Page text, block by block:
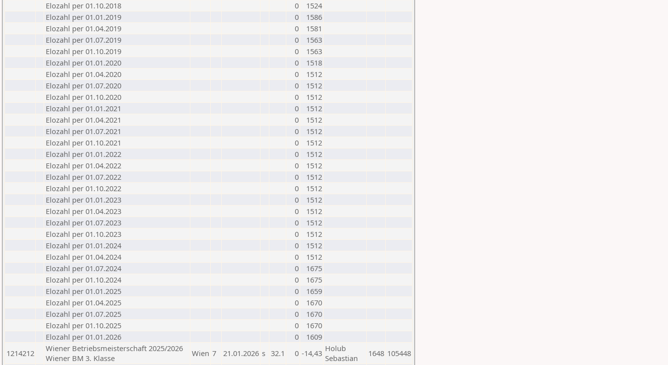
Elozahl per 01.10.2018
0
1524
Elozahl per 01.01.2019
0
1586
Elozahl per 01.04.2019
0
1581
Elozahl per 01.07.2019
0
1563
Elozahl per 01.10.2019
0
1563
Elozahl per 01.01.2020
0
1518
Elozahl per 01.04.2020
0
1512
Elozahl per 01.07.2020
0
1512
Elozahl per 01.10.2020
0
1512
Elozahl per 01.01.2021
0
1512
Elozahl per 01.04.2021
0
1512
Elozahl per 01.07.2021
0
1512
Elozahl per 01.10.2021
0
1512
Elozahl per 01.01.2022
0
1512
Elozahl per 01.04.2022
0
1512
Elozahl per 01.07.2022
0
1512
Elozahl per 01.10.2022
0
1512
Elozahl per 01.01.2023
0
1512
Elozahl per 01.04.2023
0
1512
Elozahl per 01.07.2023
0
1512
Elozahl per 01.10.2023
0
1512
Elozahl per 01.01.2024
0
1512
Elozahl per 01.04.2024
0
1512
Elozahl per 01.07.2024
0
1675
Elozahl per 01.10.2024
0
1675
Elozahl per 01.01.2025
0
1659
Elozahl per 01.04.2025
0
1670
Elozahl per 01.07.2025
0
1670
Elozahl per 01.10.2025
0
1670
Elozahl per 01.01.2026
0
1609
1214212
Wiener Betriebsmeisterschaft 2025/2026
Wiener BM 3. Klasse
Wien 7 21.01.2026 s 32.1 0 -14,43 Holub
Sebastian
1648 105448